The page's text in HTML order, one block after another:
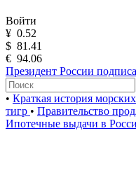
Войти
¥ 0.52
$ 81.41
€ 94.06
Президент России
• Краткая история
тигр • Правительство
Ипотечные выдачи в